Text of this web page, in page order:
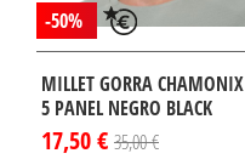
-50%
MILLET GORRA CHAMONIX
5 PANEL NEGRO BLACK
17,50 € 35,00 €